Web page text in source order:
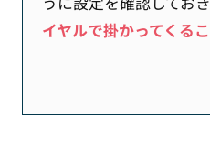
イヤルで掛かってくる